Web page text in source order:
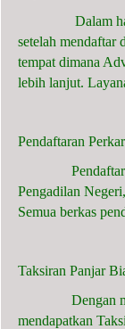
Dalam hal
setelah mendaftar
tempat dimana
lebih lanjut.
Pendaftaran
Pendaftaran
Pengadilan
Semua berkas
Taksiran Panjar
Dengan
mendapatkan